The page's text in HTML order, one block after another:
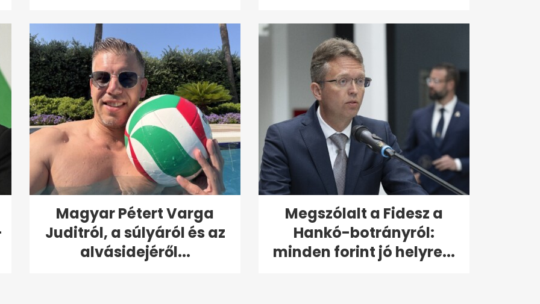
Magyar Pétert Varga
Juditról, a súlyáról és az
alvásidejéről...
Megszólalt a Fidesz a
Hankó-botrányról:
minden forint jó helyre...